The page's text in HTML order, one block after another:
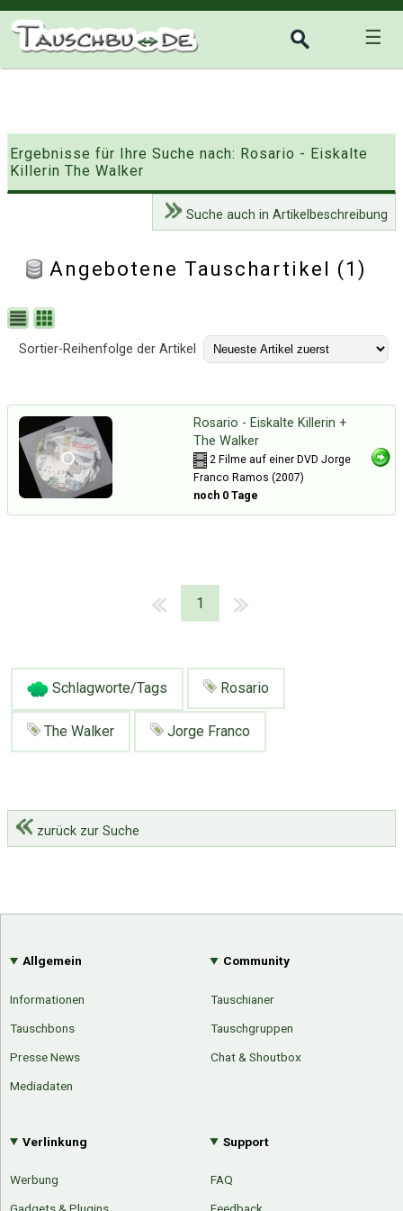
☰
Ergebnisse für Ihre Suche nach: Rosario - Eiskalte
Killerin The Walker
Suche auch in Artikelbeschreibung
Angebotene Tauschartikel (1)
Sortier-Reihenfolge der Artikel
Rosario - Eiskalte Killerin +
The Walker
2 Filme auf einer DVD Jorge
Franco Ramos (2007)
noch 0 Tage
1
Schlagworte/Tags Rosario
The Walker Jorge Franco
zurück zur Suche
Allgemein
Informationen
Tauschbons
Presse News
Mediadaten
Community
Tauschianer
Tauschgruppen
Chat & Shoutbox
Verlinkung
Werbung
Support
FAQ